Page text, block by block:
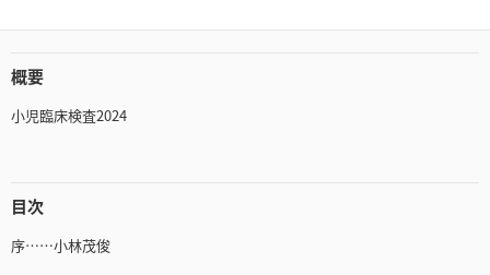
概要
小児臨床検査2024
目次
序……小林茂俊